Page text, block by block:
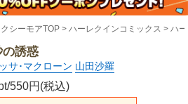
シーモアTOP ハーレクインコミックス ハ
の誘惑
サ･マクローン 山田沙羅
550円(税込)